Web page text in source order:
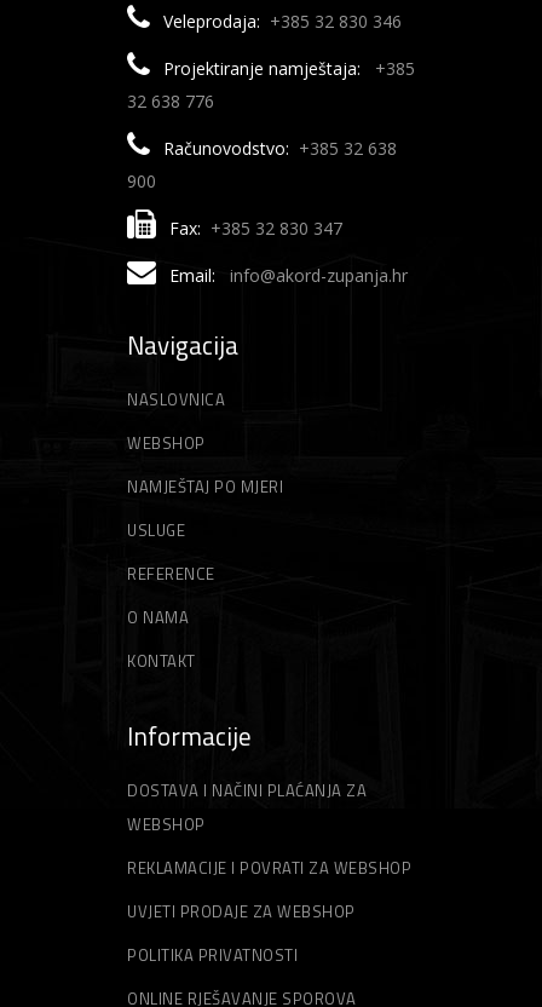
Veleprodaja: +385 32 830 346
Projektiranje namještaja:
+385
32 638 776
Računovodstvo: +385 32 638
900
Fax: +385 32 830 347
Email: info@akord-zupanja.hr
Navigacija
NASLOVNICA
WEBSHOP
NAMJEŠTAJ PO MJERI
USLUGE
REFERENCE
O NAMA
KONTAKT
Informacije
DOSTAVA I NAČINI PLAĆANJA ZA
WEBSHOP
REKLAMACIJE I POVRATI ZA WEBSHOP
UVJETI PRODAJE ZA WEBSHOP
POLITIKA PRIVATNOSTI
ONLINE RJEŠAVANJE SPOROVA